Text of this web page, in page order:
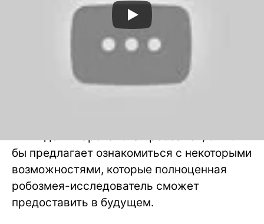
бы предлагает ознакомиться с некоторыми
возможностями, которые полноценная
робозмея-исследователь сможет
предоставить в будущем.